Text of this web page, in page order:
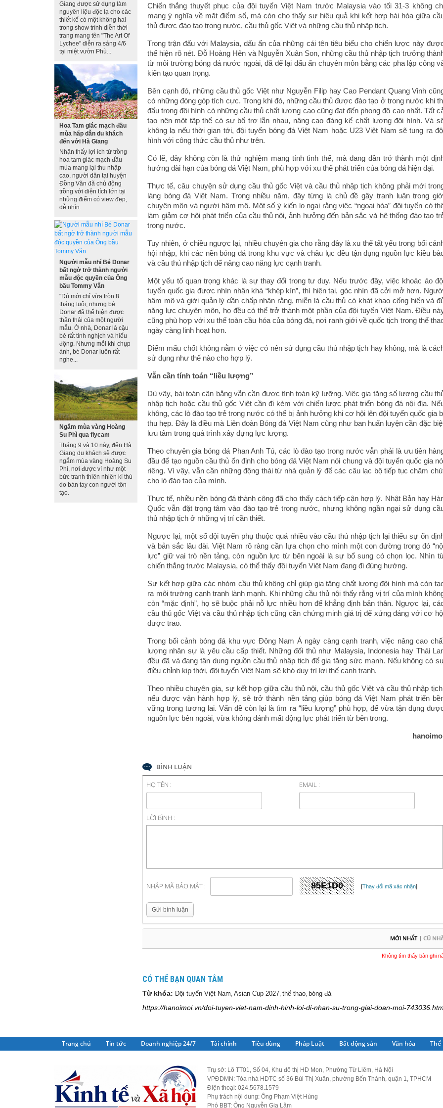
Giang được sử dụng làm
nguyên liệu độc lạ cho các
thiết kế có một không hai
trong show trình diễn thời
trang mang tên "The Art Of
Lychee" diễn ra sáng 4/6
tại miệt vườn Phù...
Hoa Tam giác mạch đầu
mùa hấp dẫn du khách
đến với Hà Giang
Nhận thấy lợi ích từ trồng
hoa tam giác mạch đầu
mùa mang lại thu nhập
cao, người dân tại huyện
Đồng Văn đã chủ động
trồng với diện tích lớn tại
những điểm có view đẹp,
dễ nhìn.
Người mẫu nhí Bé Donar
bất ngờ trở thành người
mẫu độc quyền của Ông
bầu Tommy Văn
"Dù mới chỉ vừa tròn 8
tháng tuổi, nhưng bé
Donar đã thể hiện được
thần thái của một người
mẫu. Ở nhà, Donar là cậu
bé rất tinh nghịch và hiếu
động. Nhưng mỗi khi chụp
ảnh, bé Donar luôn rất
nghe...
Ngắm mùa vàng Hoàng
Su Phì qua flycam
Tháng 9 và 10 này, đến Hà
Giang du khách sẽ được
ngắm mùa vàng Hoàng Su
Phì, nơi được ví như một
bức tranh thiên nhiên kì thú
do bàn tay con người tôn
tạo.
Chiến thắng thuyết phục của đội tuyển Việt Nam trước Malaysia vào tối 31-3 không
mang ý nghĩa về mặt điểm số, mà còn cho thấy sự hiệu quả khi kết hợp hài hòa giữa
thủ được đào tạo trong nước, cầu thủ gốc Việt và những cầu thủ nhập tịch.
Trong trận đấu với Malaysia, dấu ấn của những cái tên tiêu biểu cho chiến lược này
thể hiện rõ nét. Đỗ Hoàng Hên và Nguyễn Xuân Son, những cầu thủ nhập tịch trưởng
từ môi trường bóng đá nước ngoài, đã để lại dấu ấn chuyên môn bằng các pha lập công
kiến tạo quan trọng.
Bên cạnh đó, những cầu thủ gốc Việt như Nguyễn Filip hay Cao Pendant Quang Vinh
có những đóng góp tích cực. Trong khi đó, những cầu thủ được đào tạo ở trong nước khi
đấu trong đội hình có những cầu thủ chất lượng cao cũng đạt đến phong độ cao nhất. Tất
tạo nên một tập thể có sự bổ trợ lẫn nhau, nâng cao đáng kể chất lượng đội hình. Và
không lạ nếu thời gian tới, đội tuyển bóng đá Việt Nam hoặc U23 Việt Nam sẽ tung ra
hình với công thức cầu thủ như trên.
Có lẽ, đây không còn là thử nghiệm mang tính tình thế, mà đang dần trở thành một
hướng dài hạn của bóng đá Việt Nam, phù hợp với xu thế phát triển của bóng đá hiện đại.
Thực tế, câu chuyện sử dụng cầu thủ gốc Việt và cầu thủ nhập tịch không phải mới
làng bóng đá Việt Nam. Trong nhiều năm, đây từng là chủ đề gây tranh luận trong
chuyên môn và người hâm mộ. Một số ý kiến lo ngại rằng việc “ngoại hóa” đội tuyển có
làm giảm cơ hội phát triển của cầu thủ nội, ảnh hưởng đến bản sắc và hệ thống đào tạo
trong nước.
Tuy nhiên, ở chiều ngược lại, nhiều chuyên gia cho rằng đây là xu thế tất yếu trong bối
hội nhập, khi các nền bóng đá trong khu vực và châu lục đều tận dụng nguồn lực kiều
và cầu thủ nhập tịch để nâng cao năng lực cạnh tranh.
Một yếu tố quan trọng khác là sự thay đổi trong tư duy. Nếu trước đây, việc khoác áo
tuyển quốc gia được nhìn nhận khá “khép kín”, thì hiện tại, góc nhìn đã cởi mở hơn.
hâm mộ và giới quản lý dần chấp nhận rằng, miễn là cầu thủ có khát khao cống hiến và
năng lực chuyên môn, họ đều có thể trở thành một phần của đội tuyển Việt Nam. Điều
cũng phù hợp với xu thế toàn cầu hóa của bóng đá, nơi ranh giới về quốc tịch trong thể
ngày càng linh hoạt hơn.
Điểm mấu chốt không nằm ở việc có nên sử dụng cầu thủ nhập tịch hay không, mà là
sử dụng như thế nào cho hợp lý.
Vẫn cần tính toán “liều lượng”
Dù vậy, bài toán cân bằng vẫn cần được tính toán kỹ lưỡng. Việc gia tăng số lượng cầu
nhập tịch hoặc cầu thủ gốc Việt cần đi kèm với chiến lược phát triển bóng đá nội địa.
không, các lò đào tạo trẻ trong nước có thể bị ảnh hưởng khi cơ hội lên đội tuyển quốc gia
thu hẹp. Đây là điều mà Liên đoàn Bóng đá Việt Nam cũng như ban huấn luyện cần đặc
lưu tâm trong quá trình xây dựng lực lượng.
Theo chuyên gia bóng đá Phan Anh Tú, các lò đào tạo trong nước vẫn phải là ưu tiên
đầu để tạo nguồn cầu thủ ổn định cho bóng đá Việt Nam nói chung và đội tuyển quốc gia
riêng. Vì vậy, vẫn cần những động thái từ nhà quản lý để các câu lạc bộ tiếp tục chăm
cho lò đào tạo của mình.
Thực tế, nhiều nền bóng đá thành công đã cho thấy cách tiếp cận hợp lý. Nhật Bản hay
Quốc vẫn đặt trọng tâm vào đào tạo trẻ trong nước, nhưng không ngần ngại sử dụng
thủ nhập tịch ở những vị trí cần thiết.
Ngược lại, một số đội tuyển phụ thuộc quá nhiều vào cầu thủ nhập tịch lại thiếu sự ổn
và bản sắc lâu dài. Việt Nam rõ ràng cần lựa chọn cho mình một con đường trong đó
lực” giữ vai trò nền tảng, còn nguồn lực từ bên ngoài là sự bổ sung có chọn lọc. Nhìn
chiến thắng trước Malaysia, có thể thấy đội tuyển Việt Nam đang đi đúng hướng.
Sự kết hợp giữa các nhóm cầu thủ không chỉ giúp gia tăng chất lượng đội hình mà còn
ra môi trường cạnh tranh lành mạnh. Khi những cầu thủ nội thấy rằng vị trí của mình
còn “mặc định”, họ sẽ buộc phải nỗ lực nhiều hơn để khẳng định bản thân. Ngược lại,
cầu thủ gốc Việt và cầu thủ nhập tịch cũng cần chứng minh giá trị để xứng đáng với cơ
được trao.
Trong bối cảnh bóng đá khu vực Đông Nam Á ngày càng cạnh tranh, việc nâng cao
lượng nhân sự là yêu cầu cấp thiết. Những đối thủ như Malaysia, Indonesia hay Thái
đều đã và đang tận dụng nguồn cầu thủ nhập tịch để gia tăng sức mạnh. Nếu không có
điều chỉnh kịp thời, đội tuyển Việt Nam sẽ khó duy trì lợi thế cạnh tranh.
Theo nhiều chuyên gia, sự kết hợp giữa cầu thủ nội, cầu thủ gốc Việt và cầu thủ nhập
nếu được vận hành hợp lý, sẽ trở thành nền tảng giúp bóng đá Việt Nam phát triển
vững trong tương lai. Vấn đề còn lại là tìm ra “liều lượng” phù hợp, để vừa tận dụng
nguồn lực bên ngoài, vừa không đánh mất động lực phát triển từ bên trong.
BÌNH LUẬN
HỌ TÊN :
EMAIL :
LỜI BÌNH :
NHẬP MÃ BẢO MẬT : [Thay đổi mã xác nhận]
Gửi bình luận
MỚI NHẤT| CŨ
Không tìm thấy bản ghi
CÓ THỂ BẠN QUAN TÂM
Từ khóa: Đội tuyển Việt Nam Asian Cup 2027 thể thao bóng đá
https://hanoimoi.vn/doi-tuyen-viet-nam-dinh-hinh-loi-di-nhan-su-trong-giai-doan-moi-
Trang chủ Tin tức Doanh nghiệp 24/7 Tài chính Tiêu dùng Pháp Luật Bất động sản Văn hóa Thể
Trụ sở: Lô TT01, Số 04, Khu đô thị HD Mon, Phường Từ Liêm, Hà Nội
VPĐDMN: Tòa nhà HDTC số 36 Bùi Thị Xuân, phường Bến Thành, quận 1, TPHCM
Điện thoại: 024.5678.1579
Phụ trách nội dung: Ông Phạm Việt Hùng
Phó BBT: Ông Nguyễn Gia Lâm